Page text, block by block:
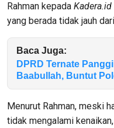
Rahman kepada Kadera.id
yang berada tidak jauh
Baca Juga:
DPRD Ternate
Baabullah, Buntut
Menurut Rahman, meski
tidak mengalami